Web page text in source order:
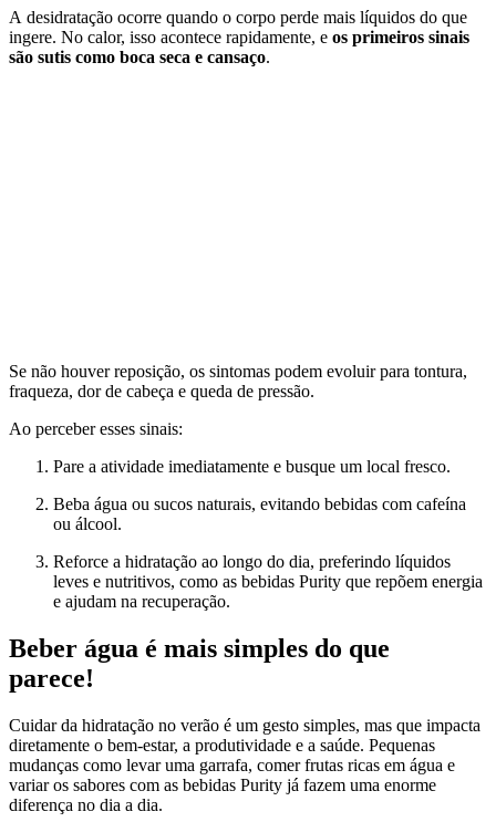
A desidratação ocorre quando o corpo perde mais líquidos do que
ingere. No calor, isso acontece rapidamente, e os primeiros sinais
são sutis como boca seca e cansaço.
Se não houver reposição, os sintomas podem evoluir para tontura,
fraqueza, dor de cabeça e queda de pressão.
Ao perceber esses sinais:
Pare a atividade imediatamente e busque um local fresco.
Beba água ou sucos naturais, evitando bebidas com cafeína
ou álcool.
Reforce a hidratação ao longo do dia, preferindo líquidos
leves e nutritivos, como as bebidas Purity que repõem energia
e ajudam na recuperação.
Beber água é mais simples do que
parece!
Cuidar da hidratação no verão é um gesto simples, mas que impacta
diretamente o bem-estar, a produtividade e a saúde. Pequenas
mudanças como levar uma garrafa, comer frutas ricas em água e
variar os sabores com as bebidas Purity já fazem uma enorme
diferença no dia a dia.